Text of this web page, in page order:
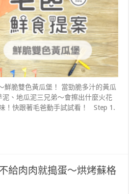
脆雙色黃瓜堡！ 當勁脆多汁的黃瓜
、地瓜泥三兄弟～會擦出什麼火花
！快跟著毛爸動手試試看！ Step 1.
給肉肉就搗蛋～烘烤蘇格